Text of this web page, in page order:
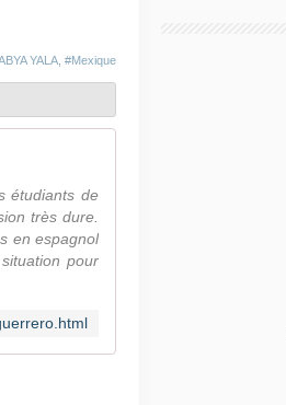
YALA #Mexique
étudiants de
très dure.
en espagnol
pour